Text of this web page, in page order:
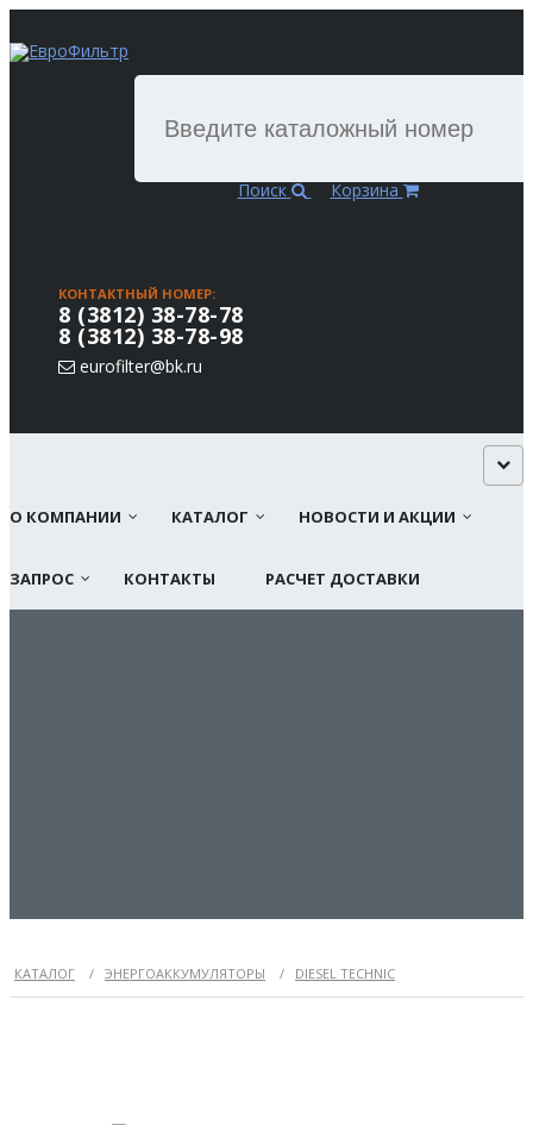
Поиск Корзина
КОНТАКТНЫЙ НОМЕР:
8 (3812) 38-78-78
8 (3812) 38-78-98
eurofilter@bk.ru
О КОМПАНИИ КАТАЛОГ НОВОСТИ И АКЦИИ
ЗАПРОС КОНТАКТЫ РАСЧЕТ ДОСТАВКИ
КАТАЛОГ / ЭНЕРГОАККУМУЛЯТОРЫ / DIESEL TECHNIC